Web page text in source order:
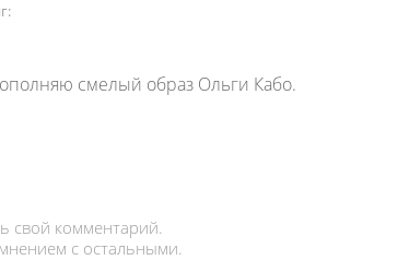
смелый образ Ольги Кабо.
свой комментарий.
с остальными.